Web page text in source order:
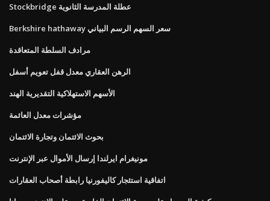
Stockbridge عطلة المدرسة الثانوية
Berkshire hathaway سعر السهم الرسم البياني
مرادف السلطة المتعاقدة
الرهن العقاري معدل قفل تعويم أسفل
الأسهم الاستهلاكية التقديرية الهند
مؤشرات معدل العائمة
بحوث الائتمان وتجارة الائتمان
مونيغرام ايرلندا إرسال الأموال عبر الإنترنت
اتفاقية استئجار كاليفورنيا رابطة أصحاب العقارات